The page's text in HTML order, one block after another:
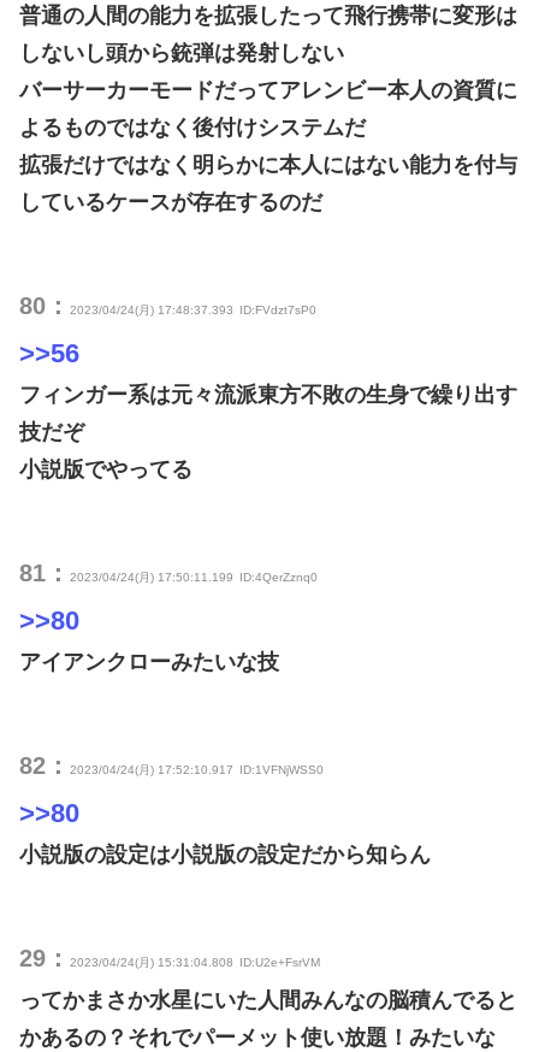
普通の人間の能力を拡張したって飛行携帯に変形は
しないし頭から銃弾は発射しない
バーサーカーモードだってアレンビー本人の資質に
よるものではなく後付けシステムだ
拡張だけではなく明らかに本人にはない能力を付与
しているケースが存在するのだ
80： 2023/04/24(月) 17:48:37.393 ID:FVdzt7sP0
>>56
フィンガー系は元々流派東方不敗の生身で繰り出す
技だぞ
小説版でやってる
81： 2023/04/24(月) 17:50:11.199 ID:4QerZznq0
>>80
アイアンクローみたいな技
82： 2023/04/24(月) 17:52:10.917 ID:1VFNjWSS0
>>80
小説版の設定は小説版の設定だから知らん
29： 2023/04/24(月) 15:31:04.808 ID:U2e+FsrVM
ってかまさか水星にいた人間みんなの脳積んでると
かあるの？それでパーメット使い放題！みたいな